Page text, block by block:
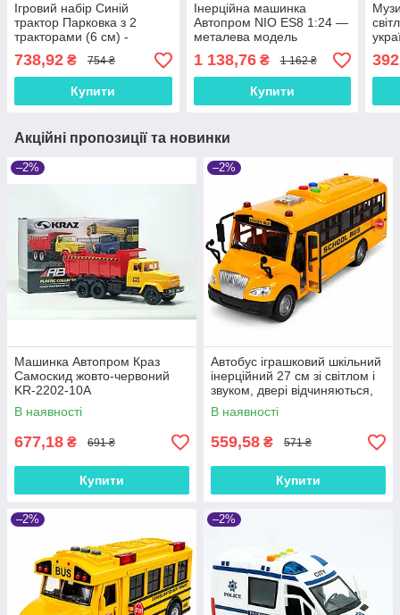
Ігровий набір Синій
трактор Парковка з 2
тракторами (6 см) -
738,92 ₴ 754 ₴
Купити
Інерційна машинка
Автопром NIO ES8 1:24 —
металева модель
кросовера 19 см зі світлом
і звуком, синя, арт.
AP7732-2
1 138,76₴ 1 162 ₴
Купити
392
Акційні пропозиції та новинки
–2%
Машинка Автопром Краз
Самоскид жовто-червоний
KR-2202-10A
В наявності
677,18 ₴ 691 ₴
Купити
–2%
Автобус іграшковий шкільний
інерційний 27 см зі світлом і
звуком, двері відчиняються,
гумові колеса, RJ5506
В наявності
559,58 ₴ 571 ₴
Купити
–2% –2%